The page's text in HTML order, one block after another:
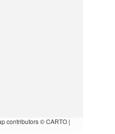
contributors © CARTO |